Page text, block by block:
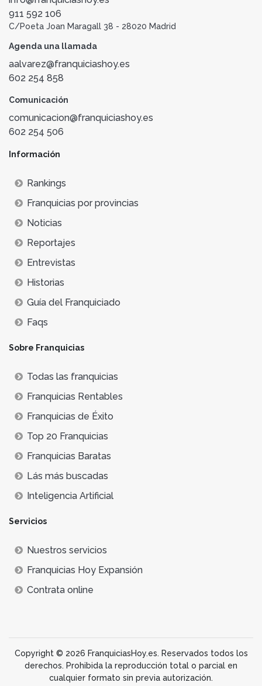
911 592 106
C/Poeta Joan Maragall 38 - 28020 Madrid
Agenda una llamada
aalvarez@franquiciashoy.es
602 254 858
Comunicación
comunicacion@franquiciashoy.es
602 254 506
Información
Rankings
Franquicias por provincias
Noticias
Reportajes
Entrevistas
Historias
Guía del Franquiciado
Faqs
Sobre Franquicias
Todas las franquicias
Franquicias Rentables
Franquicias de Éxito
Top 20 Franquicias
Franquicias Baratas
Lás más buscadas
Inteligencia Artificial
Servicios
Nuestros servicios
Franquicias Hoy Expansión
Contrata online
Copyright © 2026 FranquiciasHoy.es. Reservados todos los
derechos. Prohibida la reproducción total o parcial en
cualquier formato sin previa autorización.